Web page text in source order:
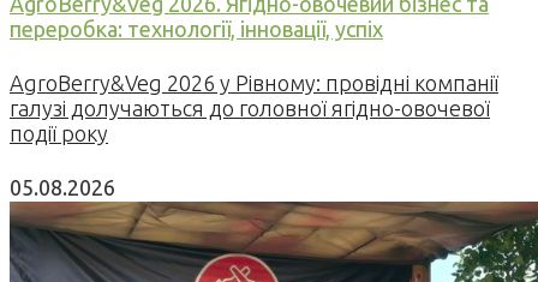
переробка: технології, інновації, успіх
AgroBerry&Veg 2026 у Рівному: провідні компанії
галузі долучаються до головної ягідно-овочевої
події року
05.08.2026